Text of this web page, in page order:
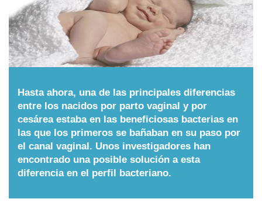
Niños
Padres
Nombres
Cuentos
Hasta ahora, una de las principales diferencias
entre los nacidos por parto vaginal y por
cesárea estaba en las beneficiosas bacterias en
las que los primeros se bañaban en su paso por
el canal vaginal. Unos investigadores han
encontrado una posible solución a esta
diferencia en el perfil bacteriano.